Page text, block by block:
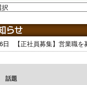
日 【正社員募集】営業職
話題